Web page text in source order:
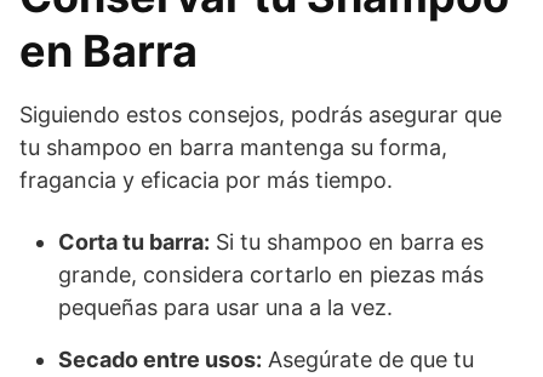
en Barra
Siguiendo estos consejos, podrás asegurar que
tu shampoo en barra mantenga su forma,
fragancia y eficacia por más tiempo.
Corta tu barra: Si tu shampoo en barra es
grande, considera cortarlo en piezas más
pequeñas para usar una a la vez.
Secado entre usos: Asegúrate de que tu